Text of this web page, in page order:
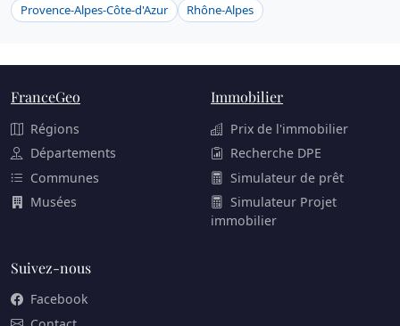
Provence-Alpes-Côte-d'Azur
Rhône-Alpes
FranceGeo
Régions
Départements
Communes
Musées
Immobilier
Prix de l'immobilier
Recherche DPE
Simulateur de prêt
Simulateur Projet
immobilier
Suivez-nous
Facebook